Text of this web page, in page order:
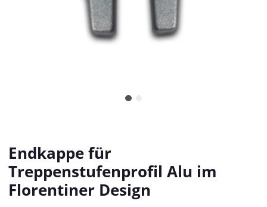
Endkappe für
Treppenstufenprofil Alu im
Florentiner Design